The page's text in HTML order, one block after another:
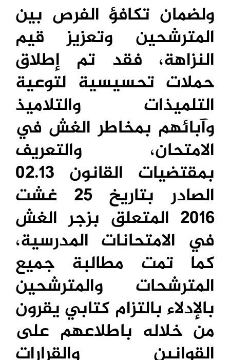
ولضمان تكافؤ الفرص بين
المترشحين وتعزيز قيم
النزاهة، فقد تم إطلاق
حملات تحسيسية لتوعية
التلميذات والتلاميذ
وآبائهم بمخاطر الغش في
الامتحان، والتعريف
بمقتضيات القانون 02.13
الصادر بتاريخ 25 غشت
2016 المتعلق بزجر الغش
في الامتحانات المدرسية،
كما تمت مطالبة جميع
المترشحات والمترشحين
بالإدلاء بالتزام كتابي يقرون
من خلاله باطلاعهم على